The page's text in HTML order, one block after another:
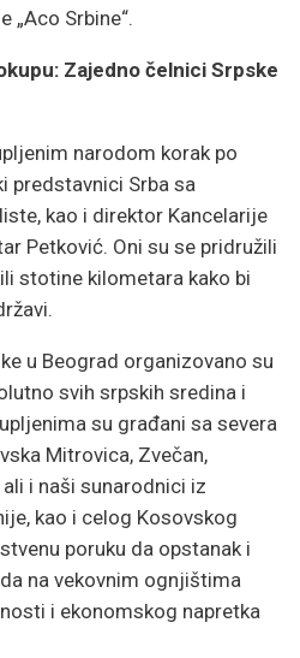
„Aco Srbine“.
Zajedno čelnici Srpske
narodom korak po
predstavnici Srba sa
kao i direktor Kancelarije
Petković. Oni su se pridružili
stotine kilometara kako bi
u Beograd organizovano su
svih srpskih sredina i
su građani sa severa
Mitrovica, Zvečan,
i naši sunarodnici iz
kao i celog Kosovskog
poruku da opstanak i
na vekovnim ognjištima
i ekonomskog napretka